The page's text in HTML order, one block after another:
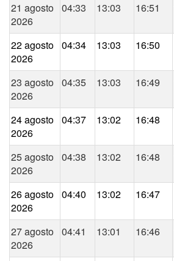
21 agosto
2026
04:33 13:03 16:51
22 agosto
2026
04:34 13:03 16:50
23 agosto
2026
04:35 13:03 16:49
24 agosto
2026
04:37 13:02 16:48
25 agosto
2026
04:38 13:02 16:48
26 agosto
2026
04:40 13:02 16:47
27 agosto
2026
04:41 13:01 16:46